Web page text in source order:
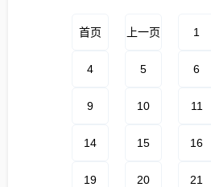
首页 上一页 1
4 5 6
9 10 11
14 15 16
19 20 21